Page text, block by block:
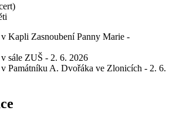
Kapli Zasnoubení Panny Marie -
sále ZUŠ - 2. 6. 2026
Památníku A. Dvořáka ve Zlonicích - 2. 6.